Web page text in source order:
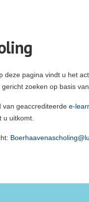
pagina vindt u het
zoeken op basis
van geaccrediteerde e-
uitkomt.